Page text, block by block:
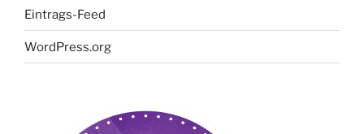
Eintrags-Feed
WordPress.org